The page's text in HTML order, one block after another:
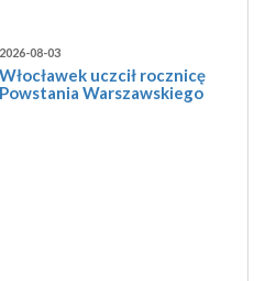
2026-08-03
Włocławek uczcił rocznicę
Powstania Warszawskiego